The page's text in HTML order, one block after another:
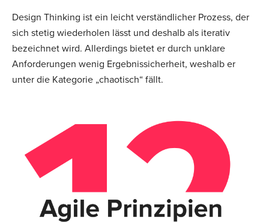
Design Thinking ist ein leicht verständlicher Prozess, der
sich stetig wiederholen lässt und deshalb als iterativ
bezeichnet wird. Allerdings bietet er durch unklare
Anforderungen wenig Ergebnissicherheit, weshalb er
unter die Kategorie „chaotisch“ fällt.